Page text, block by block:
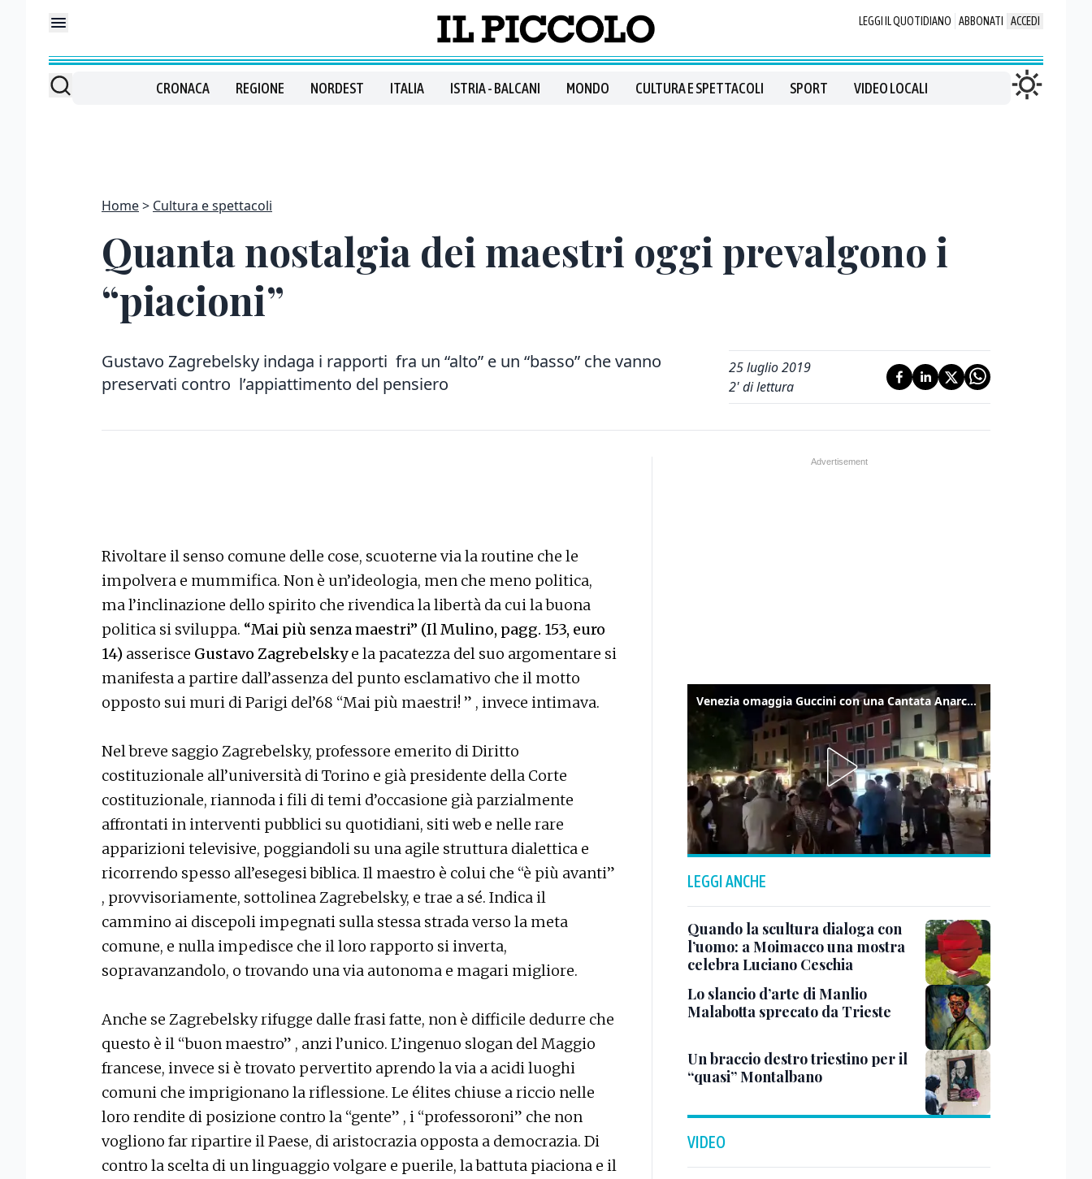
LEGGI IL QUOTIDIANO ABBONATI ACCEDI
CRONACA REGIONE NORDEST ITALIA ISTRIA - BALCANI MONDO CULTURA E SPETTACOLI SPORT VIDEO LOCALI
Home Cultura e spettacoli
Quanta nostalgia dei maestri oggi prevalgono i
“piacioni”
Gustavo Zagrebelsky indaga i rapporti fra un “alto” e un “basso” che vanno
preservati contro l’appiattimento del pensiero
25 luglio 2019
2' di lettura
Rivoltare il senso comune delle cose, scuoterne via la routine che le
impolvera e mummifica. Non è un’ideologia, men che meno politica,
ma l’inclinazione dello spirito che rivendica la libertà da cui la buona
politica si sviluppa. “Mai più senza maestri” (Il Mulino, pagg. 153, euro
14) asserisce Gustavo Zagrebelskye la pacatezza del suo argomentare si
manifesta a partire dall’assenza del punto esclamativo che il motto
opposto sui muri di Parigi del’68 “Mai più maestri! ” , invece intimava.
Nel breve saggio Zagrebelsky, professore emerito di Diritto
costituzionale all’università di Torino e già presidente della Corte
costituzionale, riannoda i fili di temi d’occasione già parzialmente
affrontati in interventi pubblici su quotidiani, siti web e nelle rare
apparizioni televisive, poggiandoli su una agile struttura dialettica e
ricorrendo spesso all’esegesi biblica. Il maestro è colui che “è più avanti”
, provvisoriamente, sottolinea Zagrebelsky, e trae a sé. Indica il
cammino ai discepoli impegnati sulla stessa strada verso la meta
comune, e nulla impedisce che il loro rapporto si inverta,
sopravanzandolo, o trovando una via autonoma e magari migliore.
Anche se Zagrebelsky rifugge dalle frasi fatte, non è difficile dedurre che
questo è il “buon maestro” , anzi l’unico. L’ingenuo slogan del Maggio
francese, invece si è trovato pervertito aprendo la via a acidi luoghi
comuni che imprigionano la riflessione. Le élites chiuse a riccio nelle
loro rendite di posizione contro la “gente” , i “professoroni” che non
vogliono far ripartire il Paese, di aristocrazia opposta a democrazia. Di
contro la scelta di un linguaggio volgare e puerile, la battuta piaciona e il
Venezia omaggia Guccini con una Cantata Anarchica in campo Santa Margherita
LEGGI ANCHE
Quando la scultura dialoga con
l’uomo: a Moimacco una mostra
celebra Luciano Ceschia
Lo slancio d’arte di Manlio
Malabotta sprecato da Trieste
Un braccio destro triestino per il
“quasi” Montalbano
VIDEO